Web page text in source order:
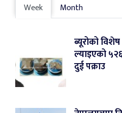
Week Month
ब्यूरोको
ल्याइएको
दुई पक्राउ